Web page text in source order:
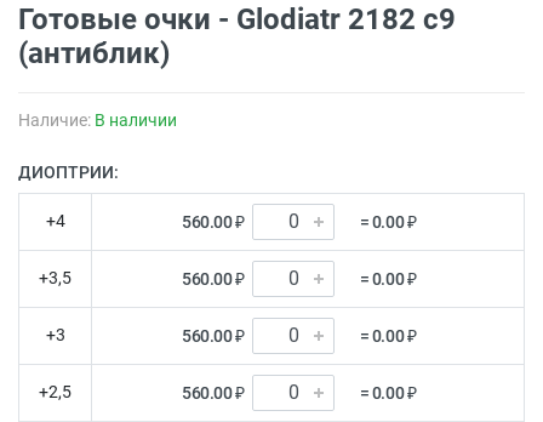
Готовые очки - Glodiatr 2182 c9
(антиблик)
Наличие: В наличии
ДИОПТРИИ:
+4 560.00 ₽ = 0.00 ₽
+3,5 560.00 ₽ = 0.00 ₽
+3 560.00 ₽ = 0.00 ₽
+2,5 560.00 ₽ = 0.00 ₽